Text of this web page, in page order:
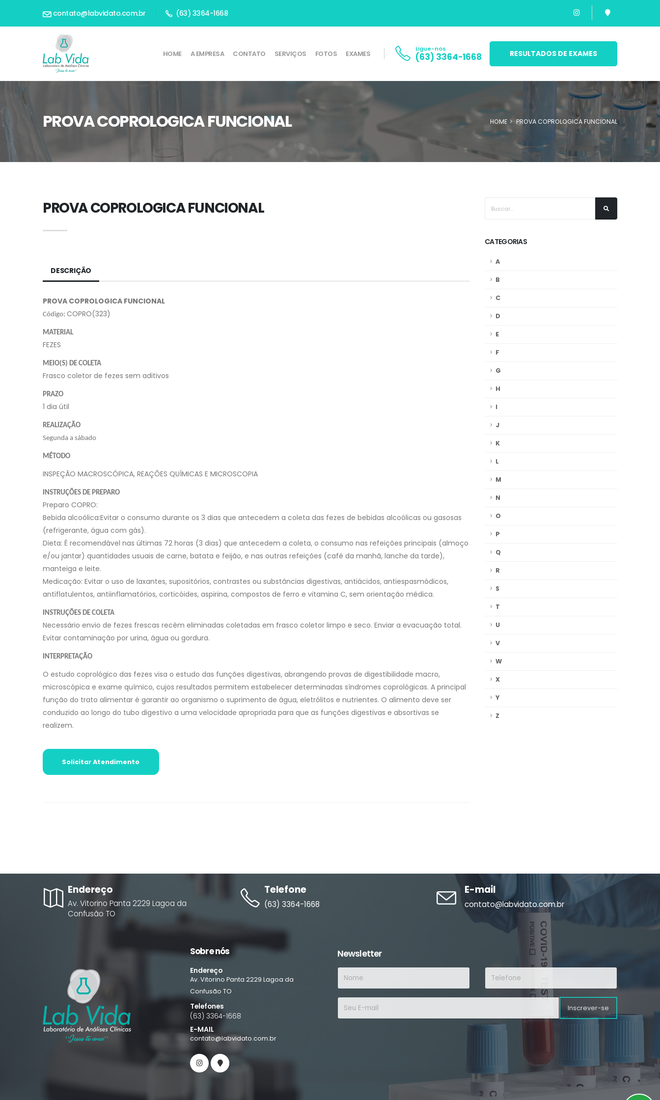
contato@labvidato.com.br (63) 3364-1668
HOME A EMPRESA CONTATO SERVIÇOS FOTOS EXAMES
Ligue-nos
(63) 3364-1668 RESULTADOS DE EXAMES
PROVA COPROLOGICA FUNCIONAL HOME PROVA COPROLOGICA FUNCIONAL
PROVA COPROLOGICA FUNCIONAL
DESCRIÇÃO
PROVA COPROLOGICA FUNCIONAL
Código; COPRO(323)
MATERIAL
FEZES
MEIO(S) DE COLETA
Frasco coletor de fezes sem aditivos
PRAZO
1 dia útil
REALIZAÇÃO
Segunda a sábado
MÉTODO
INSPEÇÃO MACROSCÓPICA, REAÇÕES QUÍMICAS E MICROSCOPIA
INSTRUÇÕES DE PREPARO
Preparo COPRO:
Bebida alcoólica:Evitar o consumo durante os 3 dias que antecedem a coleta das fezes de bebidas alcoólicas ou gasosas
(refrigerante, água com gás).
Dieta: É recomendável nas últimas 72 horas (3 dias) que antecedem a coleta, o consumo nas refeições principais (almoço
e/ou jantar) quantidades usuais de carne, batata e feijão, e nas outras refeições (café da manhã, lanche da tarde),
manteiga e leite.
Medicação: Evitar o uso de laxantes, supositórios, contrastes ou substâncias digestivas, antiácidos, antiespasmódicos,
antiflatulentos, antiinflamatórios, corticóides, aspirina, compostos de ferro e vitamina C, sem orientação médica.
INSTRUÇÕES DE COLETA
Necessário envio de fezes frescas recém eliminadas coletadas em frasco coletor limpo e seco. Enviar a evacuação total.
Evitar contaminação por urina, água ou gordura.
INTERPRETAÇÃO
O estudo coprológico das fezes visa o estudo das funções digestivas, abrangendo provas de digestibilidade macro,
microscópica e exame químico, cujos resultados permitem estabelecer determinadas síndromes coprológicas. A principal
função do trato alimentar é garantir ao organismo o suprimento de água, eletrólitos e nutrientes. O alimento deve ser
conduzido ao longo do tubo digestivo a uma velocidade apropriada para que as funções digestivas e absortivas se
realizem.
Solicitar Atendimento
CATEGORIAS
A
B
C
D
E
F
G
H
I
J
K
L
M
N
O
P
Q
R
S
T
U
V
W
X
Y
Z
Endereço
Av. Vitorino Panta 2229 Lagoa da
Confusão TO
Telefone
(63) 3364-1668
E-mail
contato@labvidato.com.br
Sobre nós
Endereço
Av. Vitorino Panta 2229 Lagoa da
Confusão TO
Telefones
(63) 3364-1668
E-MAIL
contato@labvidato.com.br
Newsletter
Inscrever-se